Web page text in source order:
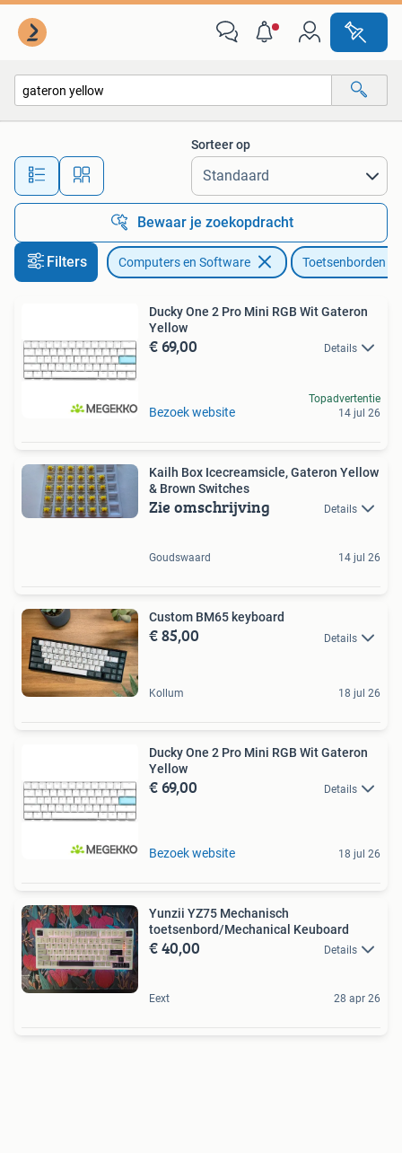
Alle afstanden…
Sorteer op
Bewaar je zoekopdracht
Filters Computers en Software Toetsenborden
Ducky One 2 Pro Mini RGB Wit Gateron
Yellow
€ 69,00 Details
Bezoek website
Topadvertentie
14 jul 26
Kailh Box Icecreamsicle, Gateron Yellow
& Brown Switches
Zie omschrijving Details
Goudswaard 14 jul 26
Custom BM65 keyboard
€ 85,00 Details
Kollum 18 jul 26
Ducky One 2 Pro Mini RGB Wit Gateron
Yellow
€ 69,00 Details
Bezoek website 18 jul 26
Yunzii YZ75 Mechanisch
toetsenbord/Mechanical Keuboard
€ 40,00 Details
Eext 28 apr 26